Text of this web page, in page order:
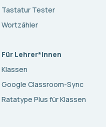
Tastatur Tester
Wortzähler
Für Lehrer*innen
Klassen
Google Classroom-Sync
Ratatype Plus für Klassen